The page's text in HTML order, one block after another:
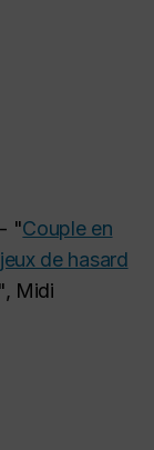
"Couple en
de hasard
", Midi